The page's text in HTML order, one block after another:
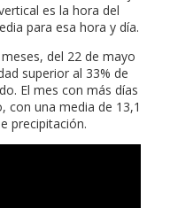
es la hora del
para esa hora y día.
del 22 de mayo
superior al 33% de
El mes con más días
con una media de 13,1
precipitación.